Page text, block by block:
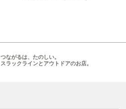
つながるは、たのしい。
スラックラインとアウトドアのお店。